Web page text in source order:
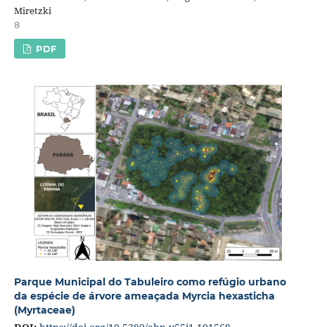
Miretzki
8
PDF
Parque Municipal do Tabuleiro como refúgio urbano
da espécie de árvore ameaçada Myrcia hexasticha
(Myrtaceae)